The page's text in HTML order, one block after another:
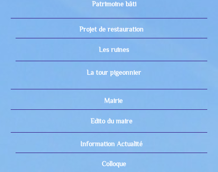
Patrimoine bâti
Projet de restauration
Les ruines
La tour pigeonnier
Mairie
Edito du maire
Information Actualité
Colloque